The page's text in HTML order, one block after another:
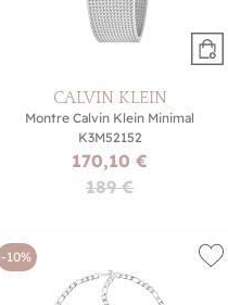
CALVIN KLEIN
Montre Calvin Klein Minimal
K3M52152
170,10 €
189 €
-10%